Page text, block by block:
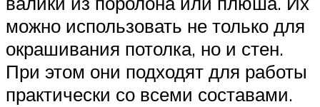
можно использовать не только для
окрашивания потолка, но и стен.
При этом они подходят для работы
практически со всеми составами.